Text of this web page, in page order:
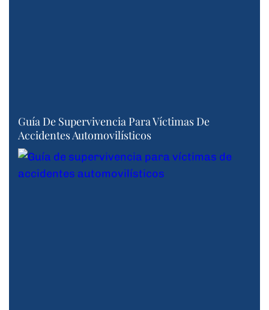
Guía De Supervivencia Para Víctimas De
Accidentes Automovilísticos